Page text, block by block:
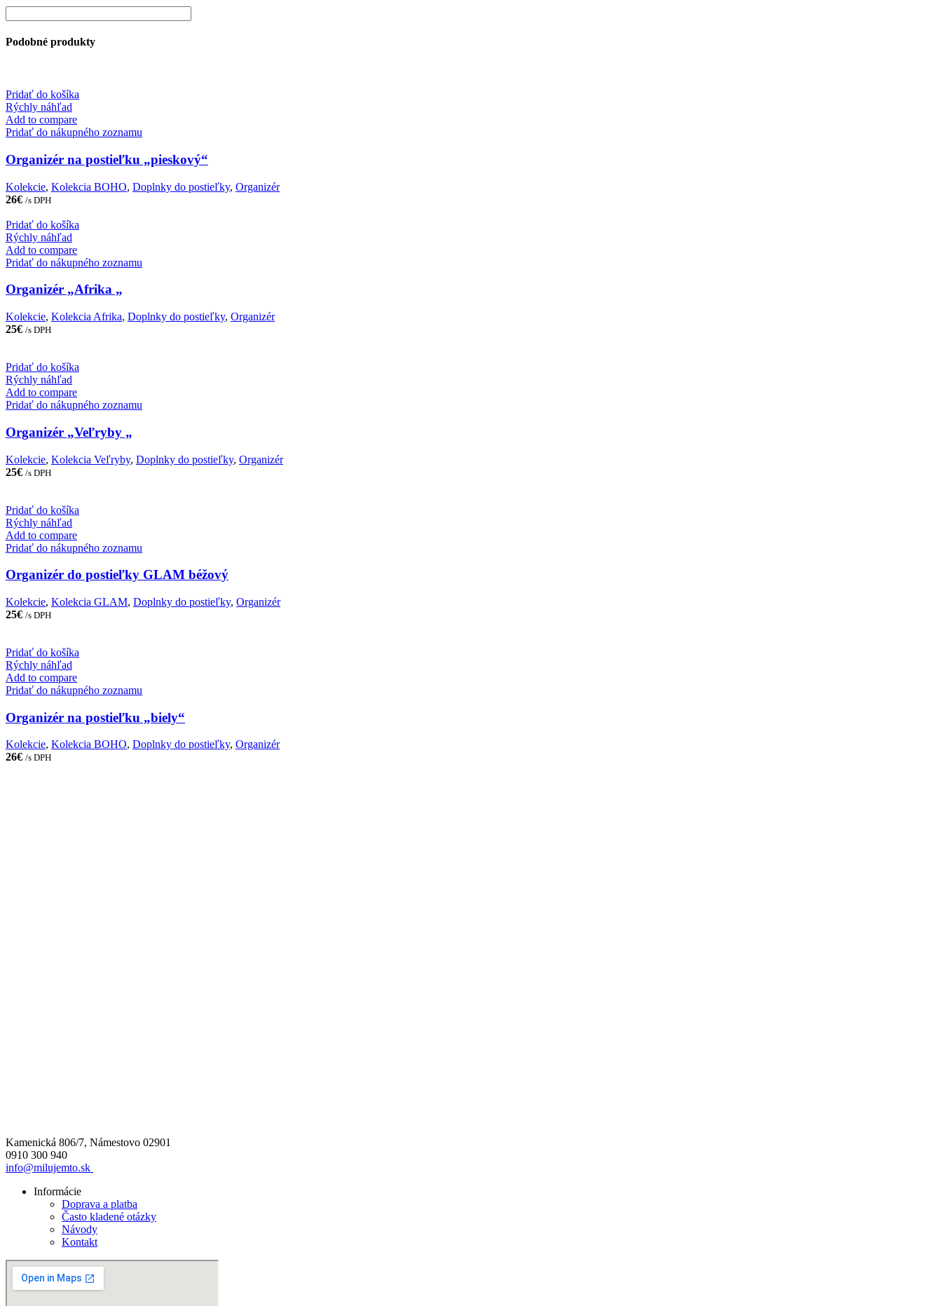
Podobné produkty
Pridať do košíka
Rýchly náhľad
Add to compare
Pridať do nákupného zoznamu
Organizér na postieľku „pieskový“
Kolekcie, Kolekcia BOHO, Doplnky do postieľky, Organizér
26€ /s DPH
Pridať do košíka
Rýchly náhľad
Add to compare
Pridať do nákupného zoznamu
Organizér „Afrika „
Kolekcie, Kolekcia Afrika, Doplnky do postieľky, Organizér
25€ /s DPH
Pridať do košíka
Rýchly náhľad
Add to compare
Pridať do nákupného zoznamu
Organizér „Veľryby „
Kolekcie, Kolekcia Veľryby, Doplnky do postieľky, Organizér
25€ /s DPH
Pridať do košíka
Rýchly náhľad
Add to compare
Pridať do nákupného zoznamu
Organizér do postieľky GLAM béžový
Kolekcie, Kolekcia GLAM, Doplnky do postieľky, Organizér
25€ /s DPH
Pridať do košíka
Rýchly náhľad
Add to compare
Pridať do nákupného zoznamu
Organizér na postieľku „biely“
Kolekcie, Kolekcia BOHO, Doplnky do postieľky, Organizér
26€ /s DPH
Kamenická 806/7, Námestovo 02901
0910 300 940
info@milujemto.sk
Informácie
Doprava a platba
Často kladené otázky
Návody
Kontakt